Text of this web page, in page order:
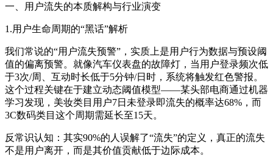
一、用户流失的本质解构与行业演变
1.用户生命周期的“黑话”解析
我们常说的“用户流失预警”，实质上是用户行为数据与预设阈
值的偏离预警。就像汽车仪表盘的故障灯，当用户登录频次低
于3次/周、互动时长低于5分钟/日时，系统将触发红色警报。
这个过程关键在于建立动态阈值模型——某头部电商通过机器
学习发现，美妆类目用户7日未登录即流失的概率达68%，而
3C数码类目这个周期需延长至15天。
反常识认知：其实90%的人误解了“流失”的定义，真正的流失
不是用户离开，而是其价值贡献低于边际成本。